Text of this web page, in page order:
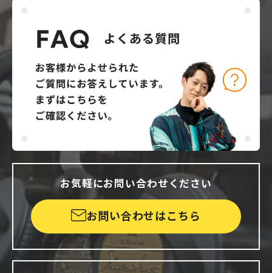
お気軽にお問い合わせください
お問い合わせはこちら